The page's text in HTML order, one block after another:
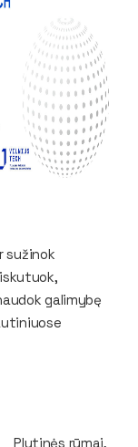
sužinok
galimybę
rūmai,